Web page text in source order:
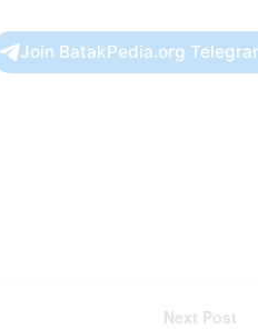
Join BatakPedia.org
Next Post